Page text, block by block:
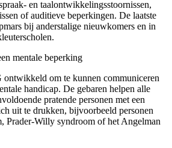
en taalontwikkelingsstoornissen,
of auditieve beperkingen. De laatste
bij anderstalige nieuwkomers en in
mentale beperking
ontwikkeld om te kunnen communiceren
handicap. De gebaren helpen alle
pratende personen met een
uit te drukken, bijvoorbeeld personen
Prader-Willy syndroom of het Angelman